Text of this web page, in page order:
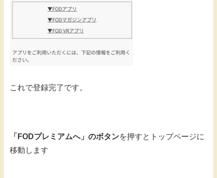
これで登録完了です。
「FODプレミアムへ」のボタンを押すとトップページに
移動します